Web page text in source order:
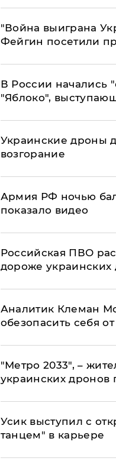
"Война выиграна
Фейгин посетили
В России начались
"Яблоко",
Украинские дроны
возгорание
Армия РФ ночью
показало видео
Российская ПВО
дороже украинских
Аналитик Клеман
обезопасить себя
"Метро 2033", –
украинских дронов
Усик выступил с
танцем" в карьере